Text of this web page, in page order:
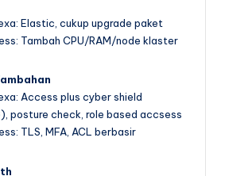
Elastic, cukup upgrade paket
Tambah CPU/RAM/node klaster
Access plus cyber shield
posture check, role based accsess
TLS, MFA, ACL berbasir